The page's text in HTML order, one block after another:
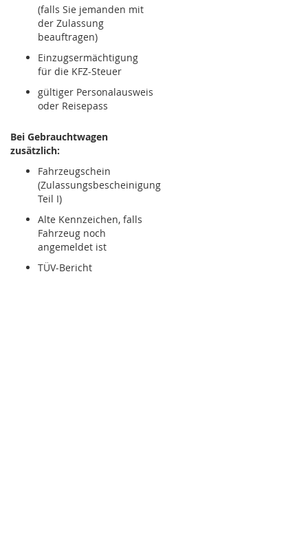
(falls Sie jemanden mit
der Zulassung
beauftragen)
Einzugsermächtigung
für die KFZ-Steuer
gültiger Personalausweis
oder Reisepass
Bei Gebrauchtwagen
zusätzlich:
Fahrzeugschein
(Zulassungsbescheinigung
Teil I)
Alte Kennzeichen, falls
Fahrzeug noch
angemeldet ist
TÜV-Bericht